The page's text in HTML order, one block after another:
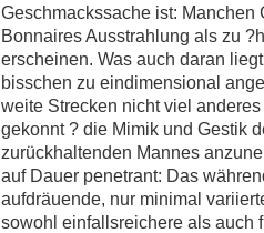
Geschmackssache ist:
Bonnaires Ausstrahlung als zu
erscheinen. Was auch daran
bisschen zu eindimensional
weite Strecken nicht viel
gekonnt ? die Mimik und Gestik
zurückhaltenden Mannes
auf Dauer penetrant: Das
aufdräuende, nur minimal
sowohl einfallsreichere als auch